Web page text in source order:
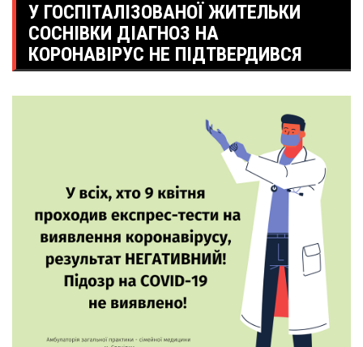
У ГОСПІТАЛІЗОВАНОЇ ЖИТЕЛЬКИ
СОСНІВКИ ДІАГНОЗ НА
КОРОНАВІРУС НЕ ПІДТВЕРДИВСЯ